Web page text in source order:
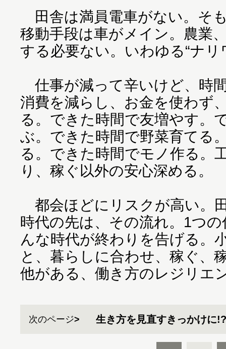
田舎は満員電車がない。そ
移動手段は車がメイン。農業
する必要ない。いわゆる“ナ
仕事が減って辛いけど、時
消費を減らし、お金を使わず
る。できた時間で友増やす。
ぶ。できた時間で野菜育てる
る。できた時間でモノ作る。
り、稼ぐ以外の安心深める。
都会ほどにリスクが高い。
時代の先は、その流れ。1つ
んな時代が終わりを告げる。
と、暮らしに合わせ、稼ぐ、
他がある、働き方のレジリエ
次のページ 生き方を見直すきっかけに!?